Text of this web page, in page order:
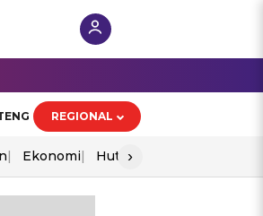
REGIONAL
Ekonomi Hut Ri
›